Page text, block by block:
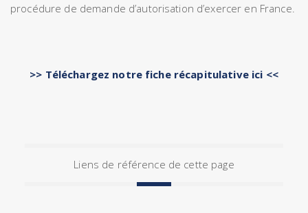
procédure de demande d’autorisation d’exercer en France.
>> Téléchargez notre fiche récapitulative ici <<
Liens de référence de cette page